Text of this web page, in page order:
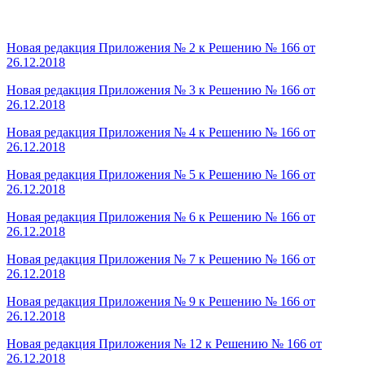
Новая редакция Приложения № 2 к Решению № 166 от
26.12.2018
Новая редакция Приложения № 3 к Решению № 166 от
26.12.2018
Новая редакция Приложения № 4 к Решению № 166 от
26.12.2018
Новая редакция Приложения № 5 к Решению № 166 от
26.12.2018
Новая редакция Приложения № 6 к Решению № 166 от
26.12.2018
Новая редакция Приложения № 7 к Решению № 166 от
26.12.2018
Новая редакция Приложения № 9 к Решению № 166 от
26.12.2018
Новая редакция Приложения № 12 к Решению № 166 от
26.12.2018